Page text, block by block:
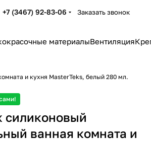
+7 (3467) 92-83-06 Заказать звонок
материалыВентиляция
и кухня MasterTeks, белый 280 мл.
силиконовый
ванная комната и